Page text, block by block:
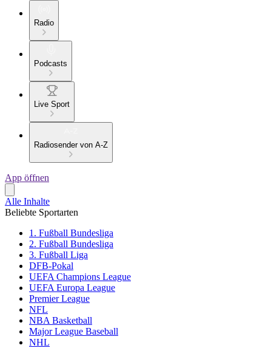
Radio
Podcasts
Live Sport
Radiosender von A-Z
App öffnen
Alle Inhalte
Beliebte Sportarten
1. Fußball Bundesliga
2. Fußball Bundesliga
3. Fußball Liga
DFB-Pokal
UEFA Champions League
UEFA Europa League
Premier League
NFL
NBA Basketball
Major League Baseball
NHL